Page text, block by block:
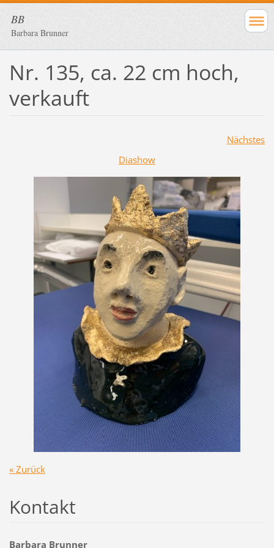
BB
Barbara Brunner
Nr. 135, ca. 22 cm hoch,
verkauft
Nächstes
Diashow
« Zurück
Kontakt
Barbara Brunner